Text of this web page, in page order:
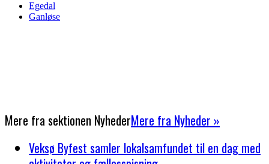
Egedal
Ganløse
Mere fra sektionen NyhederMere fra Nyheder »
Veksø Byfest samler lokalsamfundet til en dag med